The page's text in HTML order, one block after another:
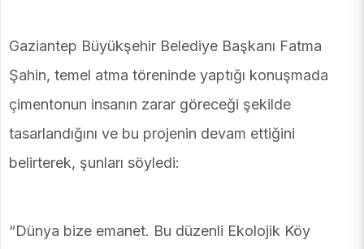
Gaziantep Büyükşehir Belediye Başkanı Fatma
Şahin, temel atma töreninde yaptığı konuşmada
çimentonun insanın zarar göreceği şekilde
tasarlandığını ve bu projenin devam ettiğini
belirterek, şunları söyledi:
“Dünya bize emanet. Bu düzenli Ekolojik Köy